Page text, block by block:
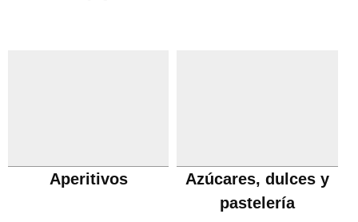
Aperitivos
Azúcares, dulces y
pastelería